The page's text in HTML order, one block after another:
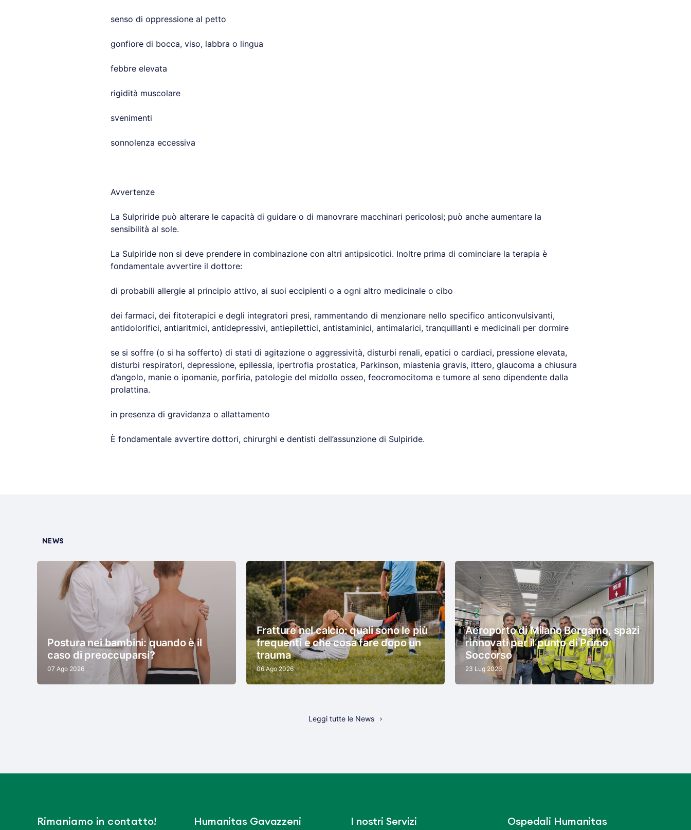
senso di oppressione al petto
gonfiore di bocca, viso, labbra o lingua
febbre elevata
rigidità muscolare
svenimenti
sonnolenza eccessiva
Avvertenze
La Sulpriride può alterare le capacità di guidare o di manovrare macchinari pericolosi; può anche aumentare la
sensibilità al sole.
La Sulpiride non si deve prendere in combinazione con altri antipsicotici. Inoltre prima di cominciare la terapia è
fondamentale avvertire il dottore:
di probabili allergie al principio attivo, ai suoi eccipienti o a ogni altro medicinale o cibo
dei farmaci, dei fitoterapici e degli integratori presi, rammentando di menzionare nello specifico anticonvulsivanti,
antidolorifici, antiaritmici, antidepressivi, antiepilettici, antistaminici, antimalarici, tranquillanti e medicinali per dormire
se si soffre (o si ha sofferto) di stati di agitazione o aggressività, disturbi renali, epatici o cardiaci, pressione elevata,
disturbi respiratori, depressione, epilessia, ipertrofia prostatica, Parkinson, miastenia gravis, ittero, glaucoma a chiusura
d’angolo, manie o ipomanie, porfiria, patologie del midollo osseo, feocromocitoma e tumore al seno dipendente dalla
prolattina.
in presenza di gravidanza o allattamento
È fondamentale avvertire dottori, chirurghi e dentisti dell’assunzione di Sulpiride.
NEWS
Postura nei bambini: quando è il
caso di preoccuparsi?
07 Ago 2026
Fratture nel calcio: quali sono le più
frequenti e che cosa fare dopo un
trauma
06 Ago 2026
Aeroporto di Milano Bergamo, spazi
rinnovati per il punto di Primo
Soccorso
23 Lug 2026
Leggi tutte le News
Rimaniamo in contatto! Humanitas Gavazzeni I nostri Servizi Ospedali Humanitas